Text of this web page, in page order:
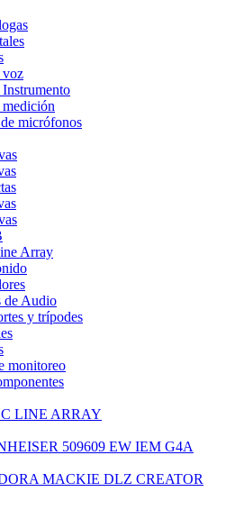
voz
Instrumento
medición
de micrófonos
Array
de Audio
y trípodes
monitoreo
LINE ARRAY
509609 EW IEM G4A
MACKIE DLZ CREATOR